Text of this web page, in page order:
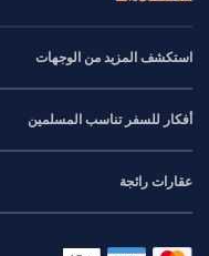
استكشف المزيد من الوجهات
أفكار للسفر تناسب المسلمين
عقارات رائجة